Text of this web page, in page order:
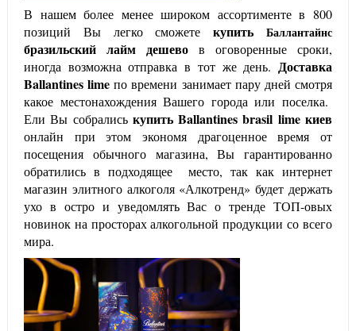
В нашем более менее широком ассортименте в 800
позиций Вы легко сможетекупитьБаллантайнс
бразильский лайм дешево в оговоренные сроки,
иногда возможна отправка в тот же день. Доставка
Ballantines lime по времени занимает пару дней смотря
какое местонахождения Вашего города или поселка.
Ели Вы собрались купитьBallantines brasil lime киев
онлайн при этом экономя драгоценное время от
посещения обычного магазина, Вы гарантированно
обратились в подходящее место, так как интернет
магазин элитного алкоголя «Алкотренд» будет держать
ухо в остро и уведомлять Вас о тренде ТОП-овых
новинок на просторах алкогольной продукции со всего
мира.